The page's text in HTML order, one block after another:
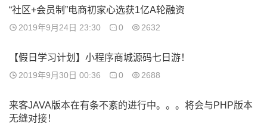
“社区+会员制”电商初家心选获1亿A轮融资
2019年9月24日 23:30 0 2632
【假日学习计划】小程序商城源码七日游！
2019年9月30日 00:36 0 2688
来客JAVA版本在有条不紊的进行中。。。将会与PHP版本
无缝对接！